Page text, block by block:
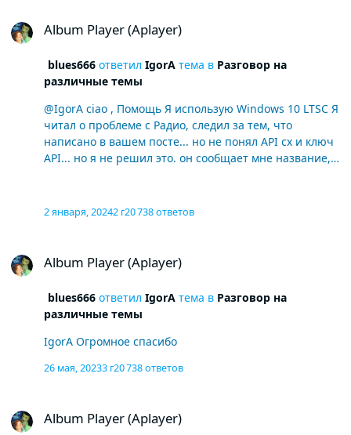
con la versione nuova ...
perdonami non ho compreso , come devo fare con le API
Album Player (Aplayer)
blues666ответил IgorAтема в Разговор на
различные темы
@IgorA ciao , Помощь Я использую Windows 10 LTSC Я
читал о проблеме с Радио, следил за тем, что
написано в вашем посте... но не понял API cx и ключ
API... но я не решил это. он сообщает мне название,
воспроизводимых обложек альбома (только по радио)
, nel tuo post ...ma non ho compreso API cx e Api Key ...
ma non ho risolto . mi dice il titolo ma , non vedo
copertina album , o le immagini come faccio , anche con
la nuova versione scaricata non riesco a vedere
2 января, 20242 г20 738 ответов
Album Player (Aplayer)
blues666ответил IgorAтема в Разговор на
различные темы
IgorA Огромное спасибо
26 мая, 20233 г20 738 ответов
Album Player (Aplayer)